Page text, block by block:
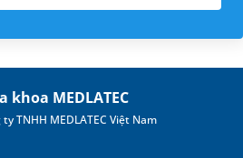
khoa MEDLATEC
TNHH MEDLATEC Việt Nam